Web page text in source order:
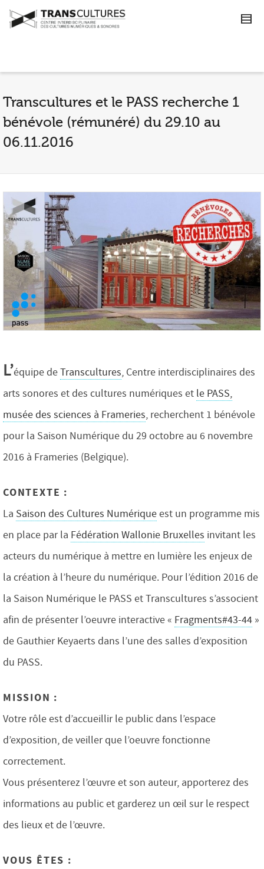
Transcultures et le PASS recherche 1
bénévole (rémunéré) du 29.10 au
06.11.2016
L’équipe deTranscultures, Centre interdisciplinaires des
arts sonores et des cultures numériques et le PASS,
musée des sciences à Frameries, recherchent 1 bénévole
pour la Saison Numérique du 29 octobre au 6 novembre
2016 à Frameries (Belgique).
CONTEXTE :
La Saison des Cultures Numériqueest un programme mis
en place par la Fédération Wallonie Bruxelles invitant les
acteurs du numérique à mettre en lumière les enjeux de
la création à l’heure du numérique. Pour l’édition 2016 de
la Saison Numérique le PASS et Transcultures s’associent
afin de présenter l’oeuvre interactive « Fragments#43-44 »
de Gauthier Keyaerts dans l’une des salles d’exposition
du PASS.
MISSION :
Votre rôle est d’accueillir le public dans l’espace
d’exposition, de veiller que l’oeuvre fonctionne
correctement.
Vous présenterez l’œuvre et son auteur, apporterez des
informations au public et garderez un œil sur le respect
des lieux et de l’œuvre.
VOUS ÊTES :